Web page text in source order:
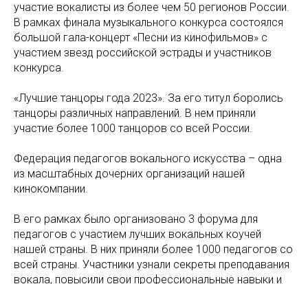
участие вокалисты из более чем 50 регионов России.
В рамках финала музыкального конкурса состоялся
большой гала-концерт «Песни из кинофильмов» с
участием звезд российской эстрады и участников
конкурса.
«Лучшие танцоры года 2023». За его титул боролись
танцоры различных направлений. В нем приняли
участие более 1000 танцоров со всей России.
Федерация педагогов вокального искусства – одна
из масштабных дочерних организаций нашей
кинокомпании.
В его рамках было организовано 3 форума для
педагогов с участием лучших вокальных коучей
нашей страны. В них приняли более 1000 педагогов со
всей страны. Участники узнали секреты преподавания
вокала, повысили свои профессиональные навыки и